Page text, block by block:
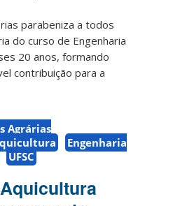
parabeniza a todos
do curso de Engenharia
20 anos, formando
contribuição para a
Agrárias
Engenharia
UFSC